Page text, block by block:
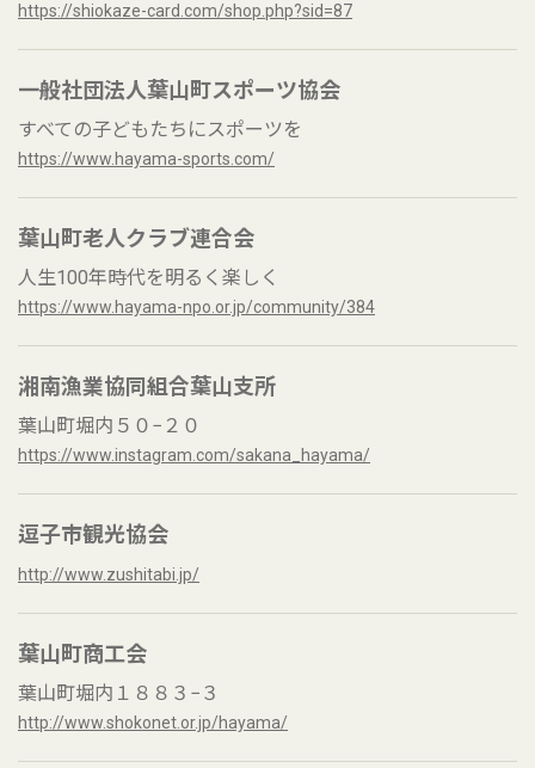
https://shiokaze-card.com/shop.php?sid=87
一般社団法人葉山町スポーツ協会
すべての子どもたちにスポーツを
https://www.hayama-sports.com/
葉山町老人クラブ連合会
人生100年時代を明るく楽しく
https://www.hayama-npo.or.jp/community/384
湘南漁業協同組合葉山支所
葉山町堀内５０−２０
https://www.instagram.com/sakana_hayama/
逗子市観光協会
http://www.zushitabi.jp/
葉山町商工会
葉山町堀内１８８３−３
http://www.shokonet.or.jp/hayama/